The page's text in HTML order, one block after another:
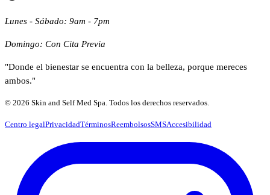
Lunes - Sábado: 9am - 7pm
Domingo: Con Cita Previa
"Donde el bienestar se encuentra con la belleza, porque mereces
ambos."
© 2026 Skin and Self Med Spa. Todos los derechos reservados.
Centro legalPrivacidadTérminosReembolsosSMSAccesibilidad